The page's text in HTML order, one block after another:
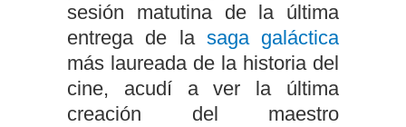
sesión matutina de la última
entrega de la saga galáctica
más laureada de la historia del
cine, acudí a ver la última
creación del maestro